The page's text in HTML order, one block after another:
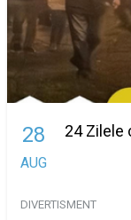
28
AUG
24 Zilele
DIVERTISMENT